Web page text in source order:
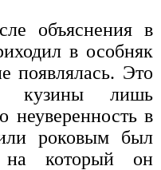
объяснения в
в особняк
появлялась. Это
кузины лишь
неуверенность в
роковым был
на который он